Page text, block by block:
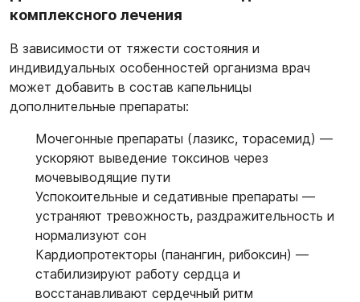
комплексного лечения
В зависимости от тяжести состояния и
индивидуальных особенностей организма врач
может добавить в состав капельницы
дополнительные препараты:
Мочегонные препараты (лазикс, торасемид) —
ускоряют выведение токсинов через
мочевыводящие пути
Успокоительные и седативные препараты —
устраняют тревожность, раздражительность и
нормализуют сон
Кардиопротекторы (панангин, рибоксин) —
стабилизируют работу сердца и
восстанавливают сердечный ритм